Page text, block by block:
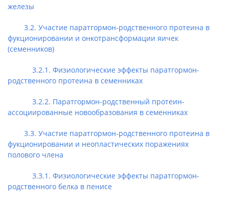
железы
3.2. Участие паратгормон-родственного протеина в
фукционировании и онкотрансформации яичек
(семенников)
3.2.1. Физиологические эффекты паратгормон-
родственного протеина в семенниках
3.2.2. Паратгормон-родственный протеин-
ассоциированные новообразования в семенниках
3.3. Участие паратгормон-родственного протеина в
фукционировании и неопластических поражениях
полового члена
3.3.1. Физиологические эффекты паратгормон-
родственного белка в пенисе